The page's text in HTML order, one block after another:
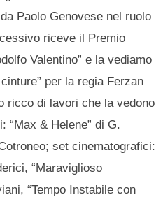
Paolo Genovese nel ruolo
riceve il Premio
Valentino” e la vediamo
per la regia Ferzan
ricco di lavori che la vedono
“Max & Helene” di G.
set cinematografici:
“Maraviglioso
“Tempo Instabile con